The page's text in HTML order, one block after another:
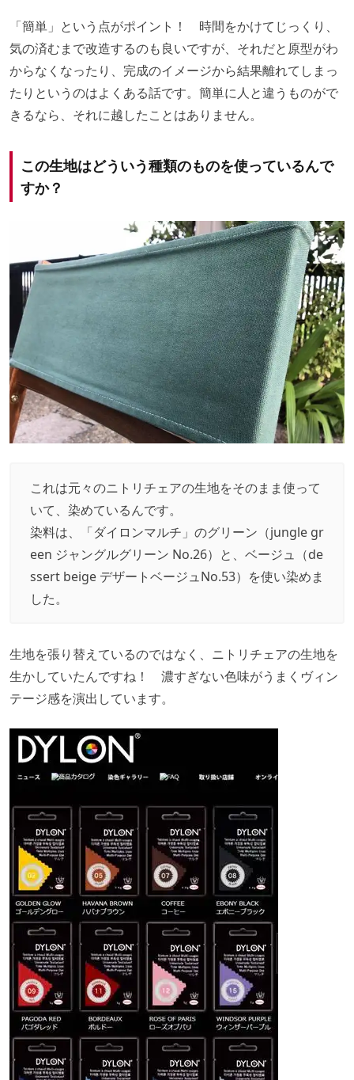
「簡単」という点がポイント！ 時間をかけてじっくり、
気の済むまで改造するのも良いですが、それだと原型がわ
からなくなったり、完成のイメージから結果離れてしまっ
たりというのはよくある話です。簡単に人と違うものがで
きるなら、それに越したことはありません。
この生地はどういう種類のものを使っているんで
すか？
これは元々のニトリチェアの生地をそのまま使って
いて、染めているんです。
染料は、「ダイロンマルチ」のグリーン（jungle gr
een ジャングルグリーン No.26）と、ベージュ（de
ssert beige デザートベージュNo.53）を使い染めま
した。
生地を張り替えているのではなく、ニトリチェアの生地を
生かしていたんですね！ 濃すぎない色味がうまくヴィン
テージ感を演出しています。